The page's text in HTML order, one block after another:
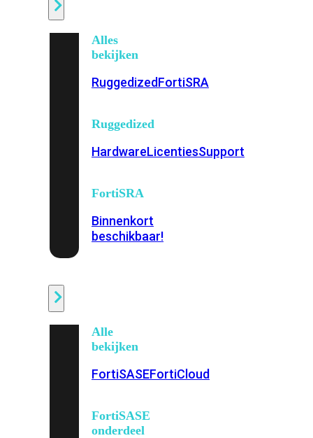
Alles
bekijken
RuggedizedFortiSRA
Ruggedized
HardwareLicentiesSupport
FortiSRA
Binnenkort
beschikbaar!
Alle
bekijken
FortiSASEFortiCloud
FortiSASE
onderdeel